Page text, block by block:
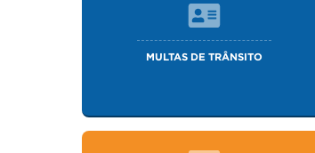
MULTAS DE TRÂNSITO